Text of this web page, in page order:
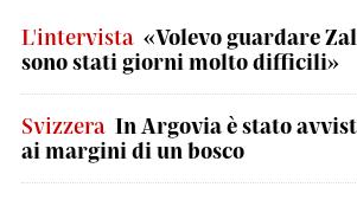
L'intervista «Volevo guardare
sono stati giorni molto difficili»
Svizzera In Argovia è stato
ai margini di un bosco